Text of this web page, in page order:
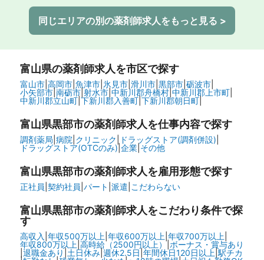
同じエリアの別の薬剤師求人をもっと見る >
富山県の薬剤師求人を市区で探す
富山市| 高岡市| 魚津市| 氷見市| 滑川市| 黒部市| 砺波市|
小矢部市| 南砺市| 射水市| 中新川郡舟橋村| 中新川郡上市町|
中新川郡立山町| 下新川郡入善町| 下新川郡朝日町|
富山県黒部市の薬剤師求人を仕事内容で探す
調剤薬局 病院 クリニック ドラッグストア(調剤併設)
ドラッグストア(OTCのみ)| 企業| その他
富山県黒部市の薬剤師求人を雇用形態で探す
正社員 契約社員 パート 派遣 こだわらない
富山県黒部市の薬剤師求人をこだわり条件で探
す
高収入 年収500万以上 年収600万以上 年収700万以上
年収800万以上 高時給（2500円以上）| ボーナス・賞与あり
退職金あり 土日休み| 週休2.5日 年間休日120日以上 駅チカ